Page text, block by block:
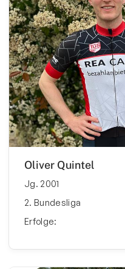
Oliver Quintel
Jg. 2001
2. Bundesliga
Erfolge: